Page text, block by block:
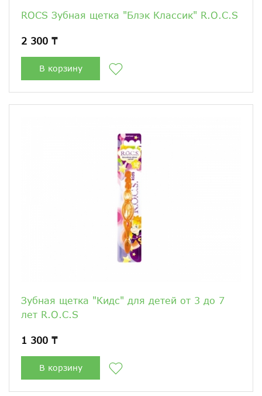
ROCS Зубная щетка "Блэк Классик" R.O.C.S
2 300 ₸
В корзину
Зубная щетка "Кидс" для детей от 3 до 7
лет R.O.C.S
1 300 ₸
В корзину